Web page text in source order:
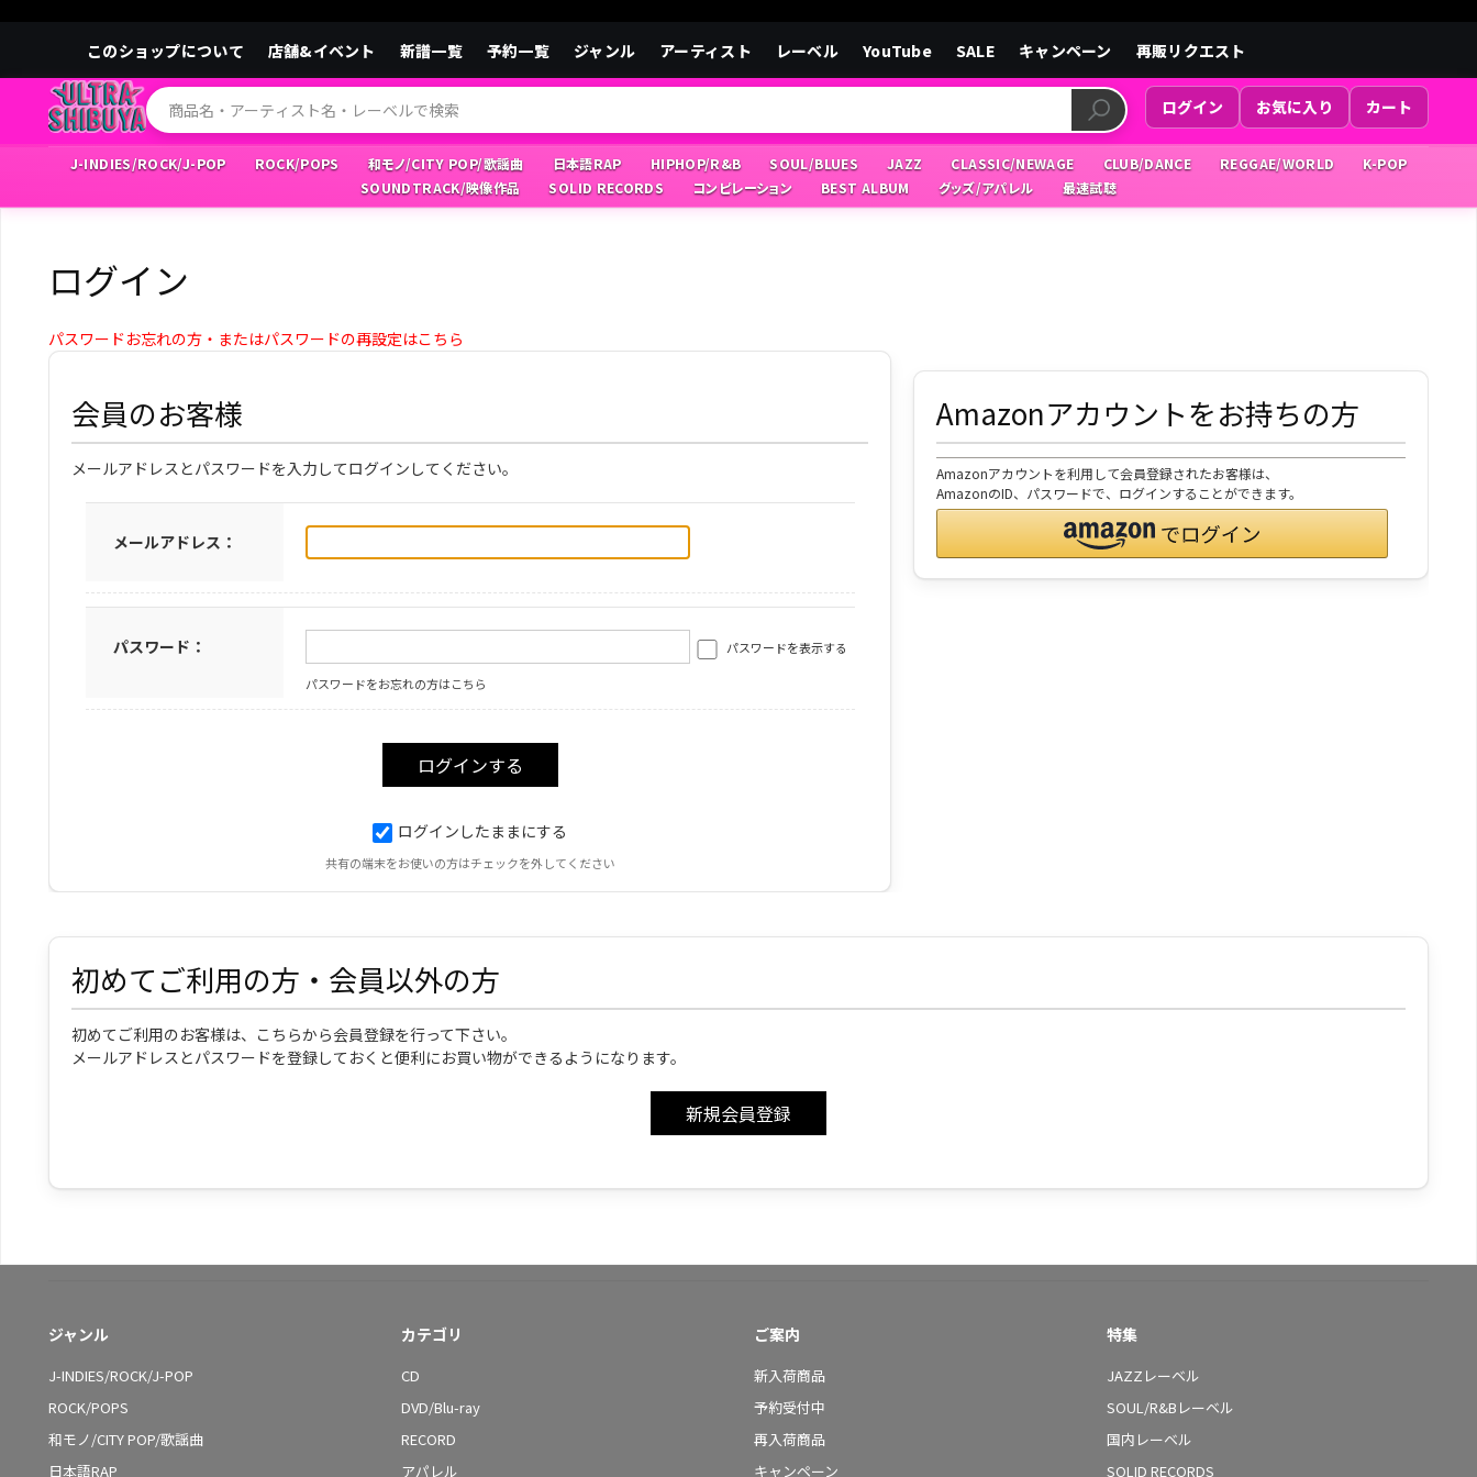
このショップについて 店舗&イベント 新譜一覧 予約一覧 ジャンル アーティスト レーベル YouTube SALE キャンペーン 再販リクエスト
ログイン お気に入り カート
J-INDIES/ROCK/J-POP ROCK/POPS 和モノ/CITY POP/歌謡曲 日本語RAP HIPHOP/R&B SOUL/BLUES JAZZ CLASSIC/NEWAGE CLUB/DANCE REGGAE/WORLD
K-POP
SOUNDTRACK/映像作品
SOLID RECORDS コンピレーション BEST ALBUM グッズ/アパレル 最速試聴
ログイン
パスワードお忘れの方・またはパスワードの再設定はこちら
会員のお客様
メールアドレスとパスワードを入力してログインしてください。
メールアドレス：
パスワード： パスワードを表示する
パスワードをお忘れの方はこちら
ログインしたままにする
共有の端末をお使いの方はチェックを外してください
Amazonアカウントをお持ちの方
Amazonアカウントを利用して会員登録されたお客様は、
AmazonのID、パスワードで、ログインすることができます。
初めてご利用の方・会員以外の方
初めてご利用のお客様は、こちらから会員登録を行って下さい。
メールアドレスとパスワードを登録しておくと便利にお買い物ができるようになります。
ジャンル
J-INDIES/ROCK/J-POP
ROCK/POPS
和モノ/CITY POP/歌謡曲
日本語RAP
カテゴリ
CD
DVD/Blu-ray
RECORD
アパレル
ご案内
新入荷商品
予約受付中
再入荷商品
キャンペーン
特集
JAZZレーベル
SOUL/R&Bレーベル
国内レーベル
SOLID RECORDS